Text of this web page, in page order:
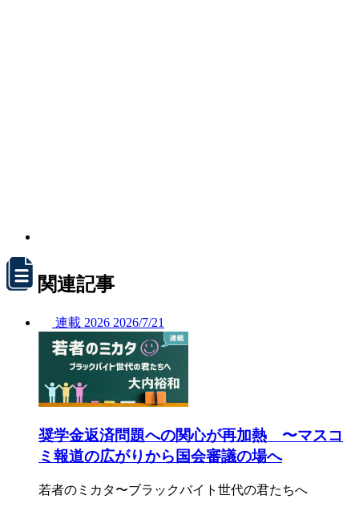
関連記事
連載 2026 2026/7/21
奨学金返済問題への関心が再加熱 〜マスコ
ミ報道の広がりから国会審議の場へ
若者のミカタ〜ブラックバイト世代の君たちへ